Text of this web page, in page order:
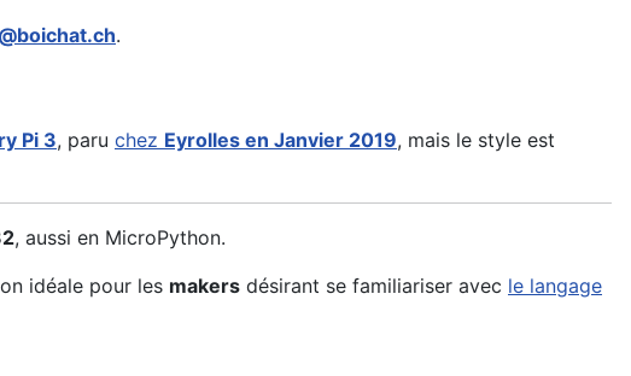
.
Pi 3, paru chez Eyrolles en Janvier 2019, mais le style est
, aussi en MicroPython.
idéale pour les makers désirant se familiariser avec le langage